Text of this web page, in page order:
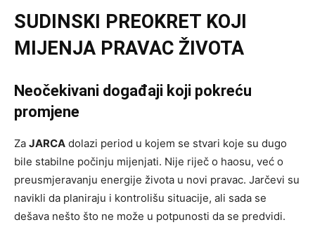
SUDINSKI PREOKRET KOJI
MIJENJA PRAVAC ŽIVOTA
Neočekivani događaji koji pokreću
promjene
Za JARCA dolazi period u kojem se stvari koje su dugo
bile stabilne počinju mijenjati. Nije riječ o haosu, već o
preusmjeravanju energije života u novi pravac. Jarčevi su
navikli da planiraju i kontrolišu situacije, ali sada se
dešava nešto što ne može u potpunosti da se predvidi.